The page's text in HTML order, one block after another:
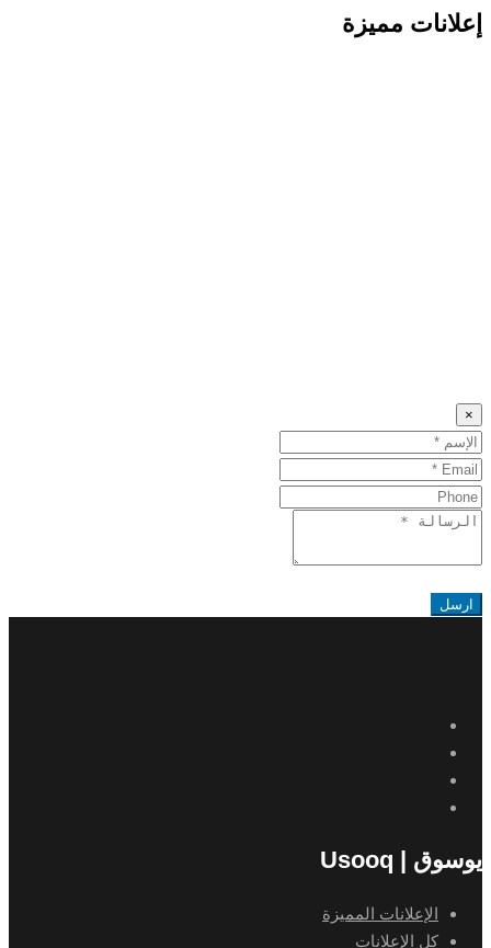
إعلانات مميزة
×
Name
البريد
الإلكتروني
Phone
Message
ارسل
يوسوق | Usooq
الإعلانات المميزة
كل الإعلانات